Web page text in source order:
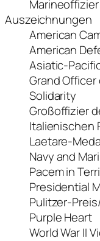
Marineoffizier
Auszeichnungen
American
American
Asiatic-
Grand
Solidarity
Großoffizier
Italienischen
Laetare-
Navy and
Pacem in
Presidential
Pulitzer-
Purple Heart
World War II